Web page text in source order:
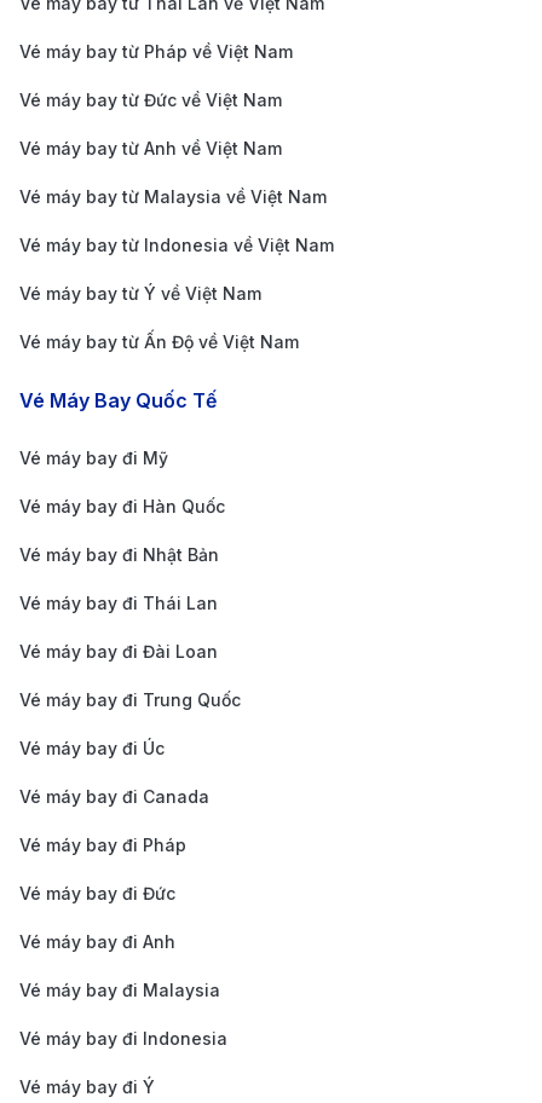
quốc tế.
Cách di chuyển từ trung tâm thành phố đến sân bay
quốc tế Phố Đông
chọn một trong các phương tiện sau:
Tàu điện ngầm (Line 2):
chuyển phổ biến và tiết kiệm nhất. Bạn có thể bắt
Road, People’s Square, hoặc Lujiazui và đi thẳng
đến ga Pudong Airport Station. Chuyến đi mất
để di chuyển trực tiếp đến sân bay. Thời gian di
chuyển khoảng 40-60 phút, tùy vào tình trạng
giao thông, và chi phí sẽ dao động từ 150-200 CNY
Express (Airport Shuttle Bus) có mặt tại nhiều điểm
trong thành phố, bao gồm khu vực quanh các ga
tàu chính như Shanghai Railway Station và
70.000-105.000 VND).
Dịch vụ xe riêng hoặc Grab:
tiện nghi và thoải mái hơn, bạn có thể đặt xe riêng
Vé máy bay từ Pháp về Việt Nam
Vé máy bay từ Đức về Việt Nam
Vé máy bay từ Anh về Việt Nam
Vé máy bay từ Malaysia về Việt Nam
Vé máy bay từ Indonesia về Việt Nam
Vé máy bay từ Ý về Việt Nam
Vé máy bay từ Ấn Độ về Việt Nam
Vé Máy Bay Quốc Tế
Vé máy bay đi Mỹ
Vé máy bay đi Hàn Quốc
Vé máy bay đi Nhật Bản
Vé máy bay đi Thái Lan
Vé máy bay đi Đài Loan
Vé máy bay đi Trung Quốc
Vé máy bay đi Úc
Vé máy bay đi Canada
Vé máy bay đi Pháp
Vé máy bay đi Đức
Vé máy bay đi Anh
Vé máy bay đi Malaysia
Vé máy bay đi Indonesia
Vé máy bay đi Ý